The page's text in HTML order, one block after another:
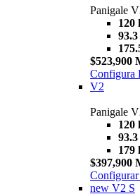
Panigale
120
$523,900
Configura
V2
Panigale
120
179
$397,900
Configurar
new V2 S